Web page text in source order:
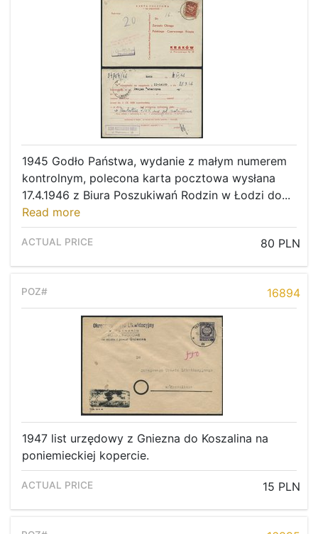
1945 Godło Państwa, wydanie z małym numerem
kontrolnym, polecona karta pocztowa wysłana
17.4.1946 z Biura Poszukiwań Rodzin w Łodzi do...
Read more
80 PLN
16894
1947 list urzędowy z Gniezna do Koszalina na
poniemieckiej kopercie.
15 PLN